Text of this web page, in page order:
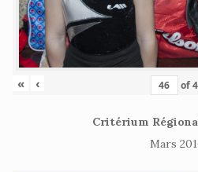
« ‹ of
Critérium
Mars